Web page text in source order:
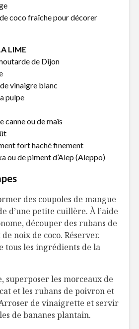
coco fraîche pour décorer
LIME
de Dijon
vinaigre blanc
pulpe
canne ou de maïs
fort haché finement
ou de piment d’Alep (Aleppo)
des coupoles de mangue
d’une petite cuillère. À l’aide
découper des rubans de
noix de coco. Réserver.
tous les ingrédients de la
superposer les morceaux de
et les rubans de poivron et
de vinaigrette et servir
de bananes plantain.
une fois…
du
les aliments
peur
trucs pour
le
à son